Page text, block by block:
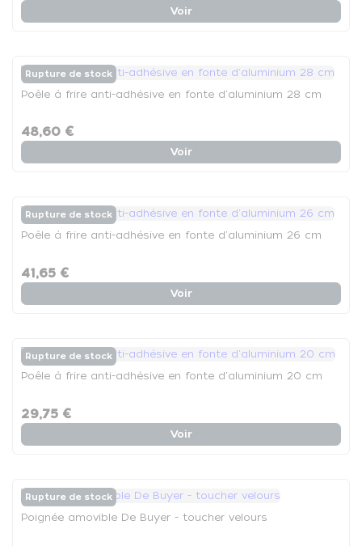
Voir
Rupture de stock
Poêle à frire anti-adhésive en fonte d'aluminium 28 cm
48,60 €
Voir
Rupture de stock
Poêle à frire anti-adhésive en fonte d'aluminium 26 cm
41,65 €
Voir
Rupture de stock
Poêle à frire anti-adhésive en fonte d'aluminium 20 cm
29,75 €
Voir
Rupture de stock
Poignée amovible De Buyer - toucher velours